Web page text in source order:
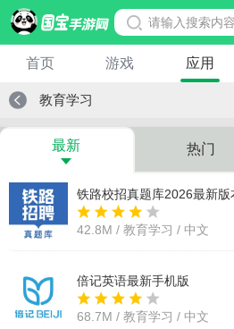
首页 游戏 应用
教育学习
最新 热门
铁路校招真题库2026最新版
42.8M / 教育学习 / 中文
倍记英语最新手机版
68.7M / 教育学习 / 中文